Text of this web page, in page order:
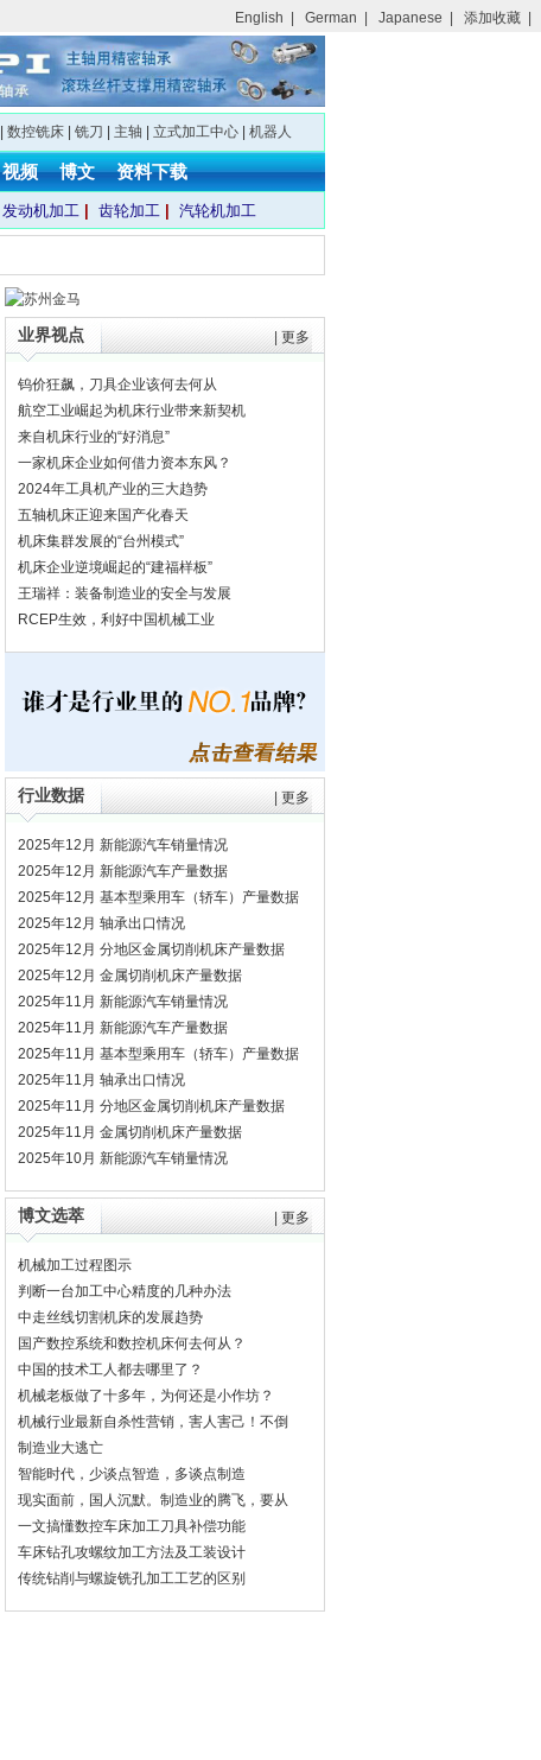
English German Japanese 添加收藏
数控铣床| 铣刀 主轴 立式加工中心| 机器人
视频 博文 资料下载
发动机加工 齿轮加工 汽轮机加工
业界视点 更多
钨价狂飙，刀具企业该何去何从
航空工业崛起为机床行业带来新契机
来自机床行业的“好消息”
一家机床企业如何借力资本东风？
2024年工具机产业的三大趋势
五轴机床正迎来国产化春天
机床集群发展的“台州模式”
机床企业逆境崛起的“建福样板”
王瑞祥：装备制造业的安全与发展
RCEP生效，利好中国机械工业
行业数据 更多
2025年12月 新能源汽车销量情况
2025年12月 新能源汽车产量数据
2025年12月 基本型乘用车（轿车）产量数据
2025年12月 轴承出口情况
2025年12月 分地区金属切削机床产量数据
2025年12月 金属切削机床产量数据
2025年11月 新能源汽车销量情况
2025年11月 新能源汽车产量数据
2025年11月 基本型乘用车（轿车）产量数据
2025年11月 轴承出口情况
2025年11月 分地区金属切削机床产量数据
2025年11月 金属切削机床产量数据
2025年10月 新能源汽车销量情况
博文选萃 更多
机械加工过程图示
判断一台加工中心精度的几种办法
中走丝线切割机床的发展趋势
国产数控系统和数控机床何去何从？
中国的技术工人都去哪里了？
机械老板做了十多年，为何还是小作坊？
机械行业最新自杀性营销，害人害己！不倒
闭才
制造业大逃亡
智能时代，少谈点智造，多谈点制造
现实面前，国人沉默。制造业的腾飞，要从
机床
一文搞懂数控车床加工刀具补偿功能
车床钻孔攻螺纹加工方法及工装设计
传统钻削与螺旋铣孔加工工艺的区别